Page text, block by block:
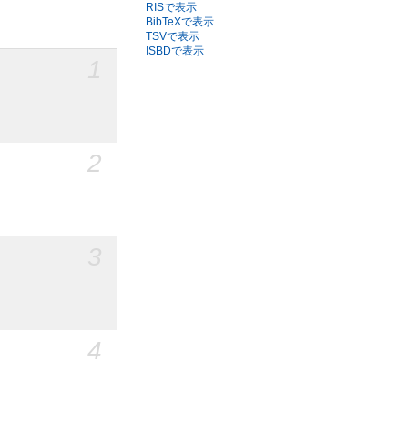
2
4
RISで表示
BibTeXで表示
TSVで表示
ISBDで表示